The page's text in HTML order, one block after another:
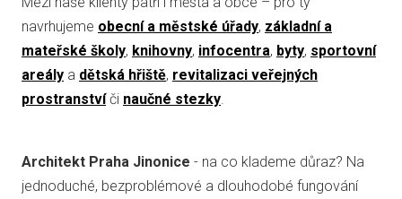
navrhujeme obecní a městské úřady, základní a
mateřské školy, knihovny, infocentra, byty, sportovní
areály a dětská hřiště, revitalizaci veřejných
prostranstvíči naučné stezky.
Architekt Praha Jinonice - na co klademe důraz? Na
jednoduché, bezproblémové a dlouhodobé fungování